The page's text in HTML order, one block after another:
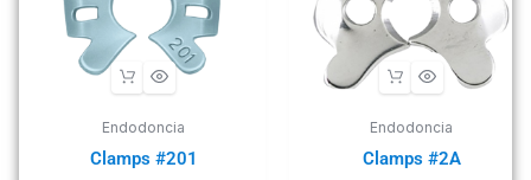
Endodoncia
Clamps #201
Endodoncia
Clamps #2A